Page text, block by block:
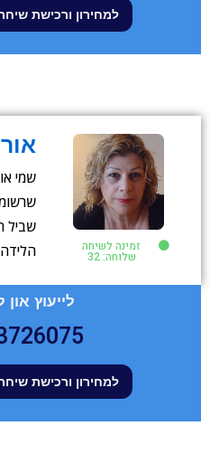
למחירון ורכישת
זמינה לשיחה
שלוחה: 32
שמי
שביל
לייעוץ און
למחירון ורכישת